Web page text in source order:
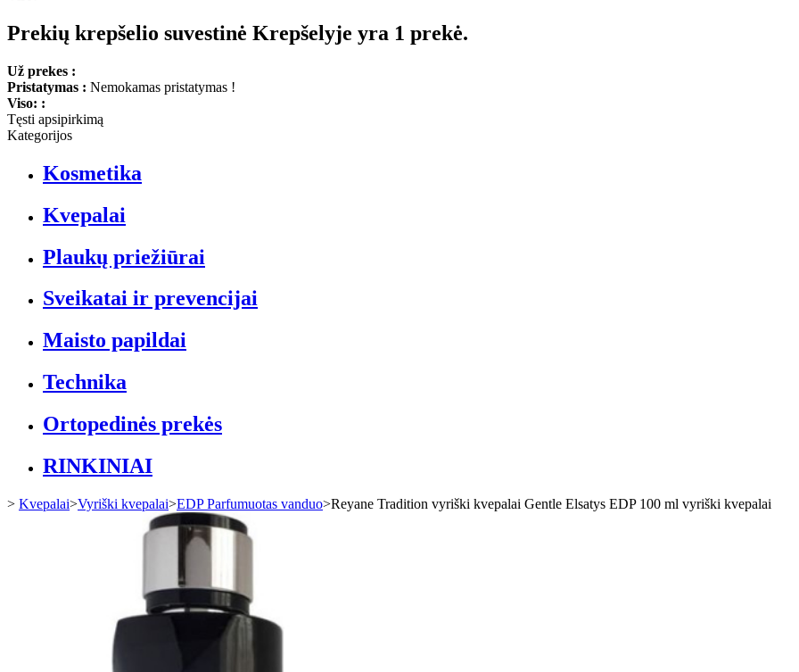
Prekių krepšelio suvestinė Krepšelyje yra 1 prekė.
Už prekes :
Pristatymas : Nemokamas pristatymas !
Viso: :
Tęsti apsipirkimą
Kategorijos
Kosmetika
Kvepalai
Plaukų priežiūrai
Sveikatai ir prevencijai
Maisto papildai
Technika
Ortopedinės prekės
RINKINIAI
> Kvepalai>Vyriški kvepalai>EDP Parfumuotas vanduo>Reyane Tradition vyriški kvepalai Gentle Elsatys EDP 100 ml vyriški kvepalai